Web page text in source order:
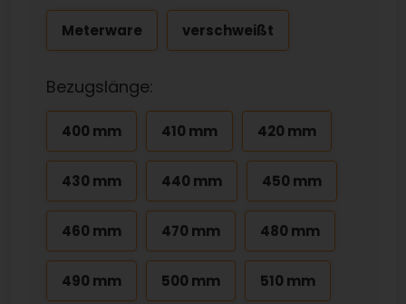
Meterware verschweißt
Bezugslänge:
400 mm 410 mm 420 mm
430 mm 440 mm 450 mm
460 mm 470 mm 480 mm
490 mm 500 mm 510 mm